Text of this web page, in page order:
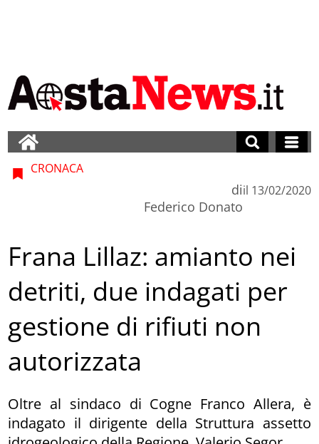
CRONACA
di
Federico Donato
il 13/02/2020
Frana Lillaz: amianto nei
detriti, due indagati per
gestione di rifiuti non
autorizzata
Oltre al sindaco di Cogne Franco Allera, è
indagato il dirigente della Struttura assetto